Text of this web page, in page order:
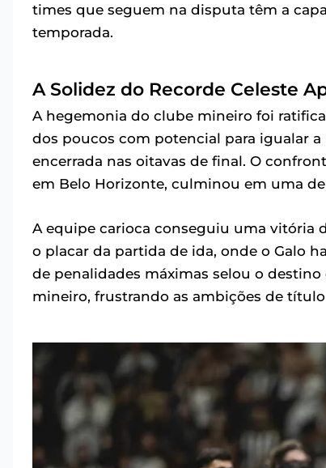
times que seguem na disputa têm a
temporada.
A Solidez do Recorde Celeste
A hegemonia do clube mineiro foi
dos poucos com potencial para igualar
encerrada nas oitavas de final. O
em Belo Horizonte, culminou em uma
A equipe carioca conseguiu uma vitória
o placar da partida de ida, onde o Galo
de penalidades máximas selou o
mineiro, frustrando as ambições de